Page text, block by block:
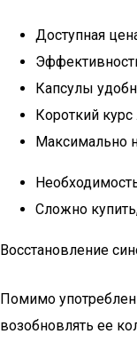
Доступная
Капсулы
Короткий курс
Максимально
Сложно купить,
Восстановление
Помимо
возобновлять ее